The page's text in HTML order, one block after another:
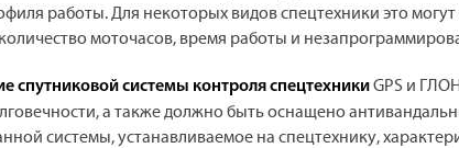
работы. Для некоторых видов спецтехники это
моточасов, время работы и
спутниковой системы контроля спецтехникиGPS и
а также должно быть оснащено
системы, устанавливаемое на спецтехнику,